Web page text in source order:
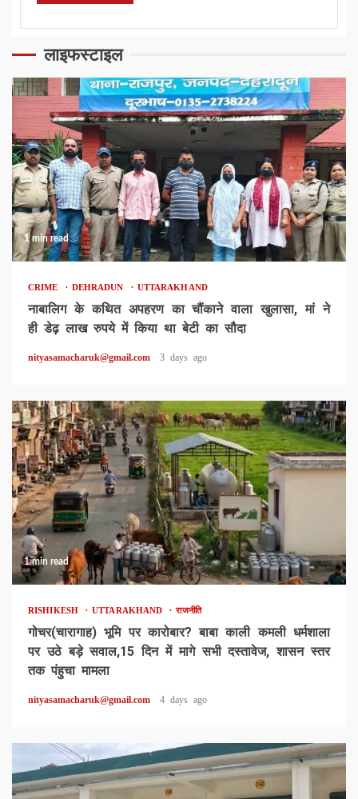
लाइफस्टाइल
1 min read
CRIME DEHRADUN UTTARAKHAND
नाबालिग के कथित अपहरण का चौंकाने वाला खुलासा, मां ने
ही डेढ़ लाख रुपये में किया था बेटी का सौदा
nityasamacharuk@gmail.com 3 days ago
1 min read
RISHIKESH UTTARAKHAND राजनीति
गोचर(चारागाह) भूमि पर कारोबार? बाबा काली कमली धर्मशाला
पर उठे बड़े सवाल,15 दिन में मागे सभी दस्तावेज, शासन स्तर
तक पंहुचा मामला
nityasamacharuk@gmail.com 4 days ago